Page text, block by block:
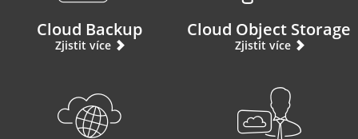
Cloud Backup
Zjistit více
Cloud Object Storage
Zjistit více